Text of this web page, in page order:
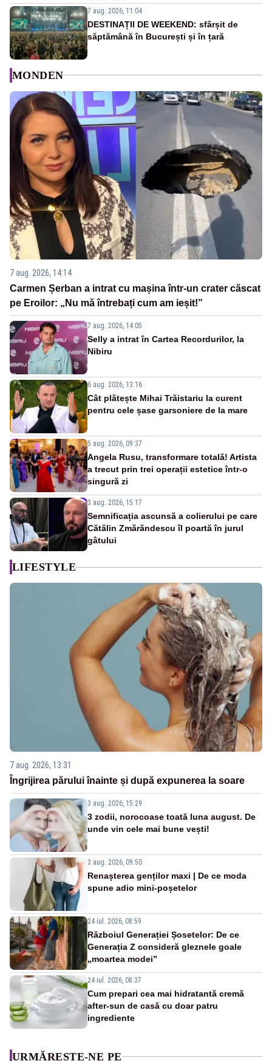
7 aug. 2026, 11:04
DESTINAȚII DE WEEKEND: sfârșit de
săptămână în București și în țară
MONDEN
7 aug. 2026, 14:14
Carmen Șerban a intrat cu mașina într-un crater căscat
pe Eroilor: „Nu mă întrebați cum am ieșit!”
7 aug. 2026, 14:05
Selly a intrat în Cartea Recordurilor, la
Nibiru
6 aug. 2026, 13:16
Cât plătește Mihai Trăistariu la curent
pentru cele șase garsoniere de la mare
5 aug. 2026, 09:37
Angela Rusu, transformare totală! Artista
a trecut prin trei operații estetice într-o
singură zi
3 aug. 2026, 15:17
Semnificația ascunsă a colierului pe care
Cătălin Zmărăndescu îl poartă în jurul
gâtului
LIFESTYLE
7 aug. 2026, 13:31
Îngrijirea părului înainte și după expunerea la soare
3 aug. 2026, 15:29
3 zodii, norocoase toată luna august. De
unde vin cele mai bune vești!
3 aug. 2026, 09:50
Renașterea genților maxi | De ce moda
spune adio mini-poșetelor
24 iul. 2026, 08:59
Războiul Generației Șosetelor: De ce
Generația Z consideră gleznele goale
„moartea modei”
24 iul. 2026, 08:37
Cum prepari cea mai hidratantă cremă
after-sun de casă cu doar patru
ingrediente
URMĂREȘTE-NE PE